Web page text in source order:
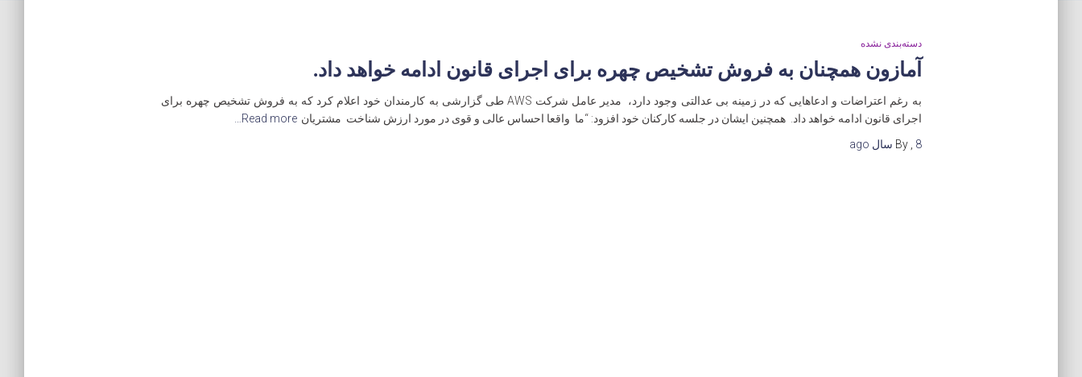
دسته‌بندی نشده
آمازون همچنان به فروش تشخیص چهره برای اجرای قانون ادامه خواهد داد.
به رغم اعتراضات و ادعاهایی که در زمینه بی عدالتی وجود دارد، مدیر عامل شرکت AWS طی گزارشی به کارمندان خود اعلام کرد که به فروش تشخیص چهره برای
اجرای قانون ادامه خواهد داد. همچنین ایشان در جلسه کارکنان خود افزود: “ما واقعا احساس عالی و قوی در مورد ارزش شناخت مشتریان Read more…
By
8 سال